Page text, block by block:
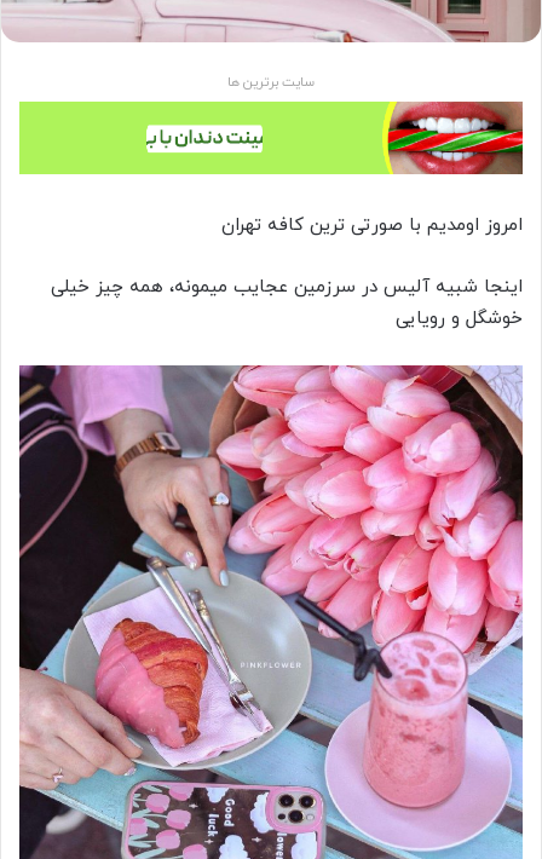
سایت برترین ها
امروز اومدیم با صورتی ترین کافه تهران
اینجا شبیه آلیس در سرزمین عجایب میمونه، همه چیز خیلی
خوشگل و رویایی